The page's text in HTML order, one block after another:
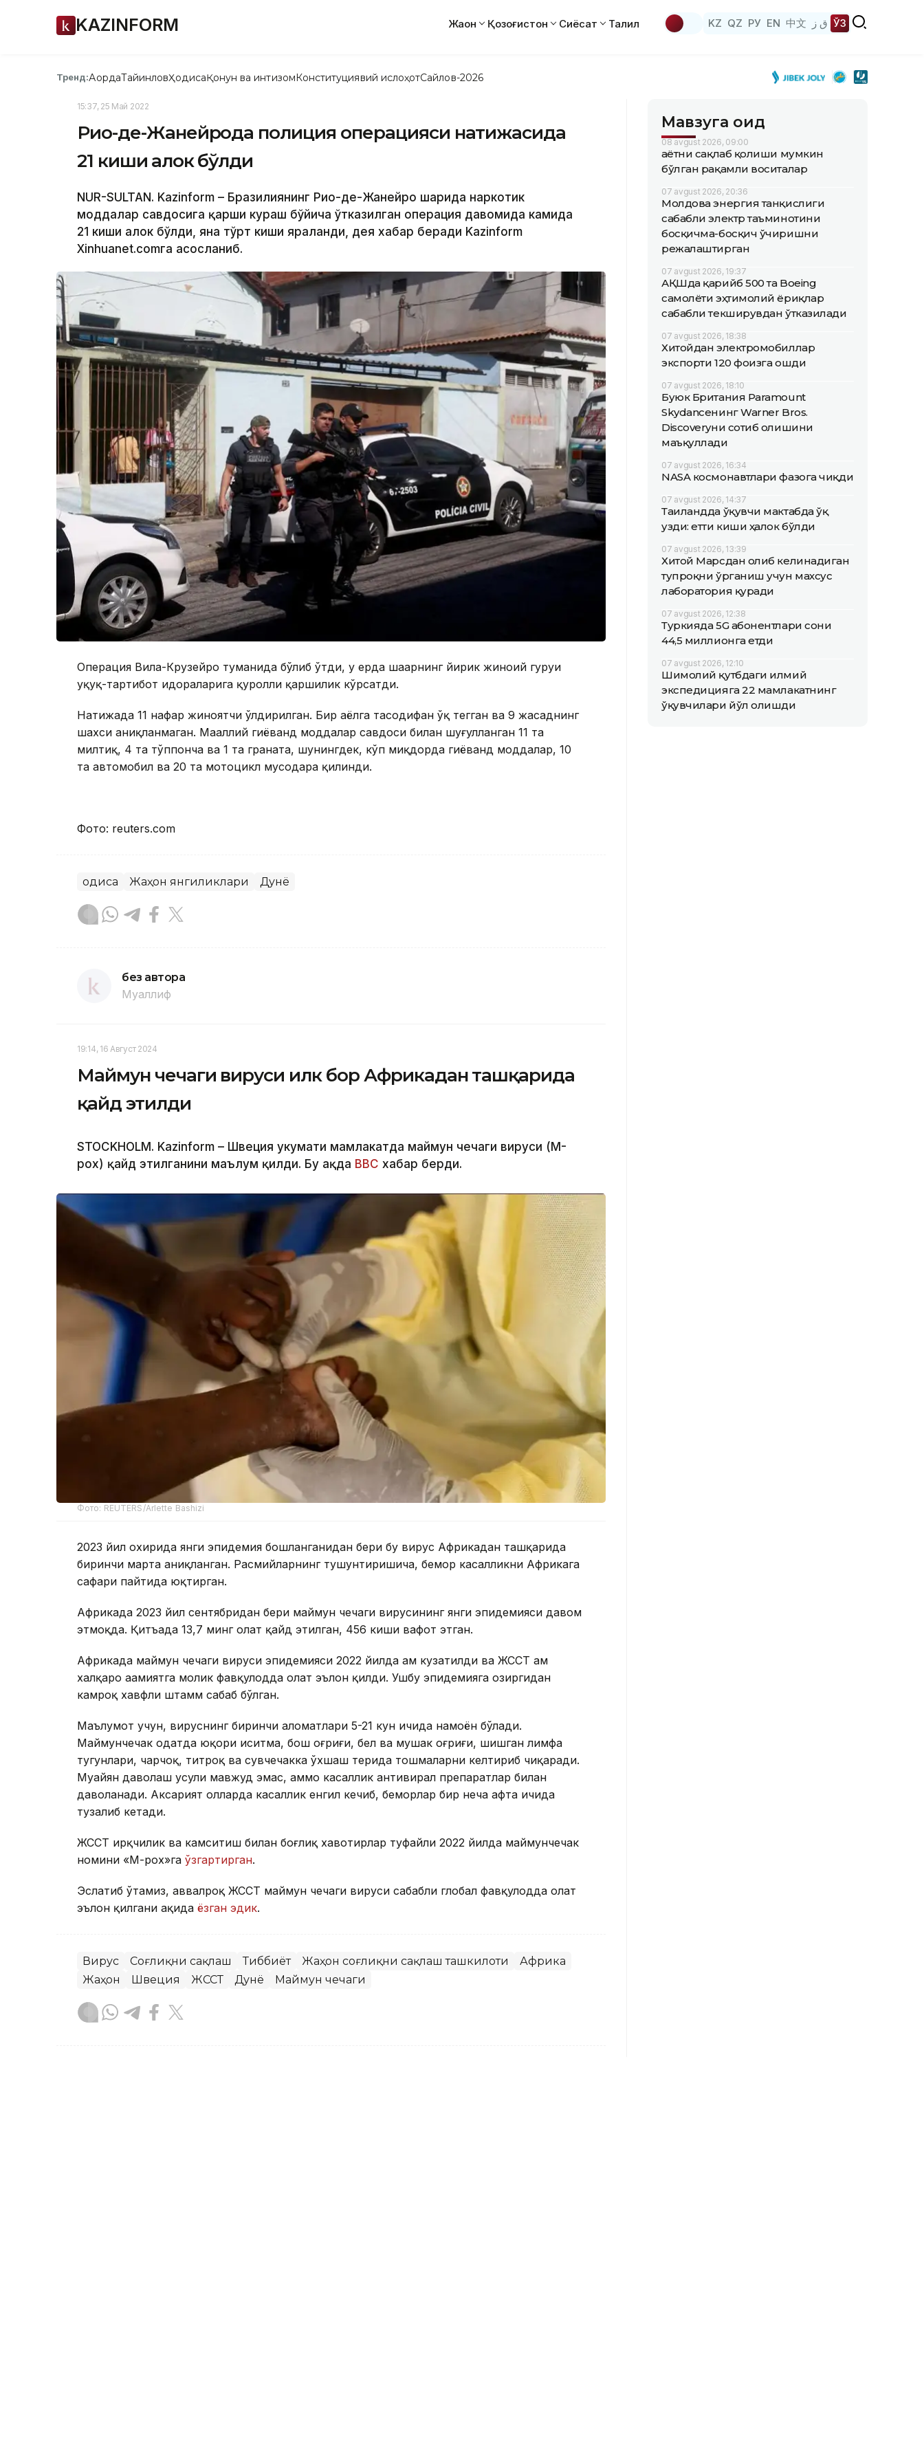
KAZINFORM Жаҳон Қозоғистон Сиёсат Таҳлил KZ QZ РУ EN 中文 ق ز ЎЗ
Тренд:АқордаТайинловҲодисаҚонун ва интизомКонституциявий ислоҳотСайлов-2026
15:37, 25 Май 2022
Рио-де-Жанейрода полиция операцияси натижасида
21 киши ҳалок бўлди
NUR-SULTAN. Kazinform – Бразилиянинг Рио-де-Жанейро шаҳрида наркотик
моддалар савдосига қарши кураш бўйича ўтказилган операция давомида камида
21 киши ҳалок бўлди, яна тўрт киши яраланди, дея хабар беради Kazinform
Xinhuanet.comга асосланиб.
Операция Вила-Крузейро туманида бўлиб ўтди, у ерда шаҳарнинг йирик жиноий гуруҳи
ҳуқуқ-тартибот идораларига қуролли қаршилик кўрсатди.
Натижада 11 нафар жиноятчи ўлдирилган. Бир аёлга тасодифан ўқ тегган ва 9 жасаднинг
шахси аниқланмаган. Маҳаллий гиёҳванд моддалар савдоси билан шуғулланган 11 та
милтиқ, 4 та тўппонча ва 1 та граната, шунингдек, кўп миқдорда гиёҳванд моддалар, 10
та автомобил ва 20 та мотоцикл мусодара қилинди.
Фото: reuters.com
Ҳодиса Жаҳон янгиликлари Дунё
без автора
Муаллиф
19:14, 16 Август 2024
Маймун чечаги вируси илк бор Африкадан ташқарида
қайд этилди
STOCKHOLM. Kazinform – Швеция ҳукумати мамлакатда маймун чечаги вируси (M-
pox) қайд этилганини маълум қилди. Бу ҳақда BBC хабар берди.
Фото: REUTERS/Arlette Bashizi
2023 йил охирида янги эпидемия бошланганидан бери бу вирус Африкадан ташқарида
биринчи марта аниқланган. Расмийларнинг тушунтиришича, бемор касалликни Африкага
сафари пайтида юқтирган.
Африкада 2023 йил сентябридан бери маймун чечаги вирусининг янги эпидемияси давом
этмоқда. Қитъада 13,7 минг ҳолат қайд этилган, 456 киши вафот этган.
Африкада маймун чечаги вируси эпидемияси 2022 йилда ҳам кузатилди ва ЖССТ ҳам
халқаро аҳамиятга молик фавқулодда ҳолат эълон қилди. Ушбу эпидемияга ҳозиргидан
камроқ хавфли штамм сабаб бўлган.
Маълумот учун, вируснинг биринчи аломатлари 5-21 кун ичида намоён бўлади.
Маймунчечак одатда юқори иситма, бош оғриғи, бел ва мушак оғриғи, шишган лимфа
тугунлари, чарчоқ, титроқ ва сувчечакка ўхшаш терида тошмаларни келтириб чиқаради.
Муайян даволаш усули мавжуд эмас, аммо касаллик антивирал препаратлар билан
даволанади. Аксарият ҳолларда касаллик енгил кечиб, беморлар бир неча ҳафта ичида
тузалиб кетади.
ЖССТ ирқчилик ва камситиш билан боғлиқ хавотирлар туфайли 2022 йилда маймунчечак
номини «М-pox»га ўзгартирган.
Эслатиб ўтамиз, аввалроқ ЖССТ маймун чечаги вируси сабабли глобал фавқулодда ҳолат
эълон қилгани ҳақида ёзган эдик.
Вирус Соғлиқни сақлаш Тиббиёт Жаҳон соғлиқни сақлаш ташкилоти
Африка
Жаҳон
Швеция ЖССТ Дунё Маймун чечаги
Мавзуга оид
08 avgust 2026, 09:00
Ҳаётни сақлаб қолиши мумкин
бўлган рақамли воситалар
07 avgust 2026, 20:36
Молдова энергия танқислиги
сабабли электр таъминотини
босқичма-босқич ўчиришни
режалаштирган
07 avgust 2026, 19:37
АҚШда қарийб 500 та Boeing
самолёти эҳтимолий ёриқлар
сабабли текширувдан ўтказилади
07 avgust 2026, 18:38
Хитойдан электромобиллар
экспорти 120 фоизга ошди
07 avgust 2026, 18:10
Буюк Британия Paramount
Skydanceнинг Warner Bros.
Discoveryни сотиб олишини
маъқуллади
07 avgust 2026, 16:34
NASA космонавтлари фазога чиқди
07 avgust 2026, 14:37
Таиландда ўқувчи мактабда ўқ
узди: етти киши ҳалок бўлди
07 avgust 2026, 13:39
Хитой Марсдан олиб келинадиган
тупроқни ўрганиш учун махсус
лаборатория қуради
07 avgust 2026, 12:38
Туркияда 5G абонентлари сони
44,5 миллионга етди
07 avgust 2026, 12:10
Шимолий қутбдаги илмий
экспедицияга 22 мамлакатнинг
ўқувчилари йўл олишди